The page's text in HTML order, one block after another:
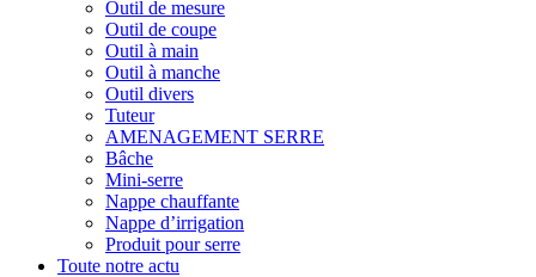
Outil de mesure
Outil de coupe
Outil à main
Outil à manche
Outil divers
Tuteur
AMENAGEMENT SERRE
Bâche
Mini-serre
Nappe chauffante
Nappe d’irrigation
Produit pour serre
Toute notre actu